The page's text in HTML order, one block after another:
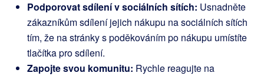
Podporovat sdílení v sociálních sítích: Usnadněte
zákazníkům sdílení jejich nákupu na sociálních sítích
tím, že na stránky s poděkováním po nákupu umístíte
tlačítka pro sdílení.
Zapojte svou komunitu: Rychle reagujte na